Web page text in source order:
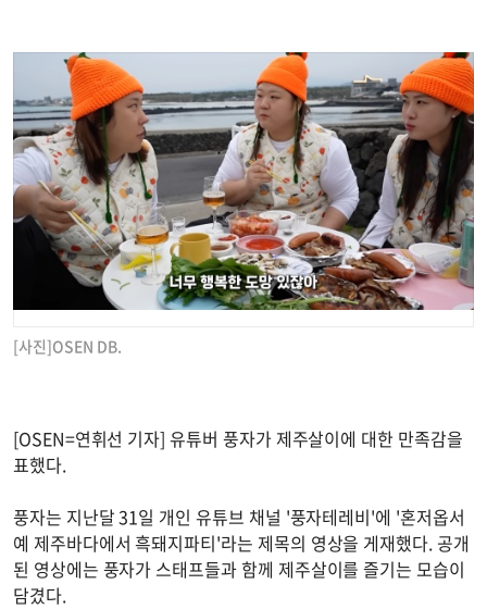
[사진]OSEN DB.
[OSEN=연휘선 기자] 유튜버 풍자가 제주살이에 대한 만족감을
표했다.
풍자는 지난달 31일 개인 유튜브 채널 '풍자테레비'에 '혼저옵서
예 제주바다에서 흑돼지파티'라는 제목의 영상을 게재했다. 공개
된 영상에는 풍자가 스태프들과 함께 제주살이를 즐기는 모습이
담겼다.